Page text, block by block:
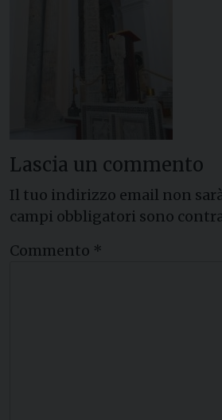
Lascia un commento
Il tuo indirizzo email non
campi obbligatori sono
Commento *